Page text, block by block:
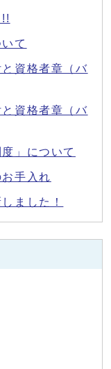
て
資格者章（バ
資格者章（バ
」について
手入れ
ました！